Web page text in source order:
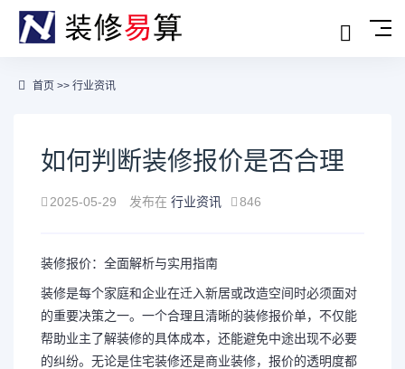
首页 >> 行业资讯
如何判断装修报价是否合理
2025-05-29 发布在 行业资讯 846
装修报价：全面解析与实用指南
装修是每个家庭和企业在迁入新居或改造空间时必须面对
的重要决策之一。一个合理且清晰的装修报价单，不仅能
帮助业主了解装修的具体成本，还能避免中途出现不必要
的纠纷。无论是住宅装修还是商业装修，报价的透明度都